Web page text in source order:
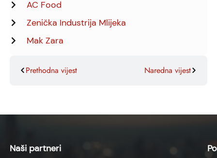
AC Food
Zenička Industrija Mlijeka
Mak Zara
Prethodna vijest Naredna vijest
Naši partneri